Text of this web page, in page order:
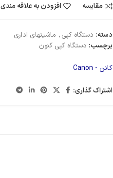
مقایسه افزودن به علاقه مندی
دسته: دستگاه کپی, ماشینهای اداری
برچسب: دستگاه کپی کنون
کانن - Canon
اشتراک گذاری: